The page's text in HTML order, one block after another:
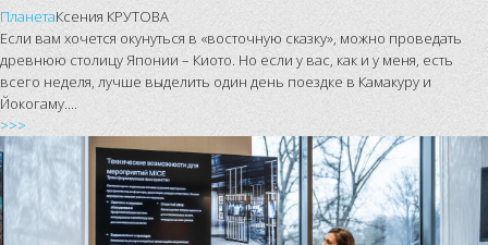
ПланетаКсения КРУТОВА
Если вам хочется окунуться в «восточную сказку», можно проведать
древнюю столицу Японии – Киото. Но если у вас, как и у меня, есть
всего неделя, лучше выделить один день поездке в Камакуру и
Йокогаму....
>>>